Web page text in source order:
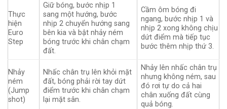
Thực
hiện
Euro
Step
Giữ bóng, bước nhịp 1
sang một hướng, bước
nhịp 2 chuyển hướng sang
bên kia và bật nhảy ném
bóng trước khi chân chạm
đất.
Cầm ôm bóng đi
ngang, bước nhịp 1 và
nhịp 2 xong không chịu
dứt điểm mà tiếp tục
bước thêm nhịp thứ 3.
Nhảy
ném
(Jump
shot)
Nhấc chân trụ lên khỏi mặt
đất, bóng phải rời tay dứt
điểm trước khi chân chạm
lại mặt sân.
Nhảy lên nhấc chân trụ
nhưng không ném, sau
đó rơi tự do cả hai
chân xuống đất cùng
quả bóng.